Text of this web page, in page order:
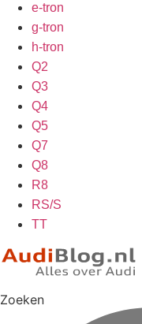
e-tron
g-tron
h-tron
Q2
Q3
Q4
Q5
Q7
Q8
R8
RS/S
TT
Zoeken